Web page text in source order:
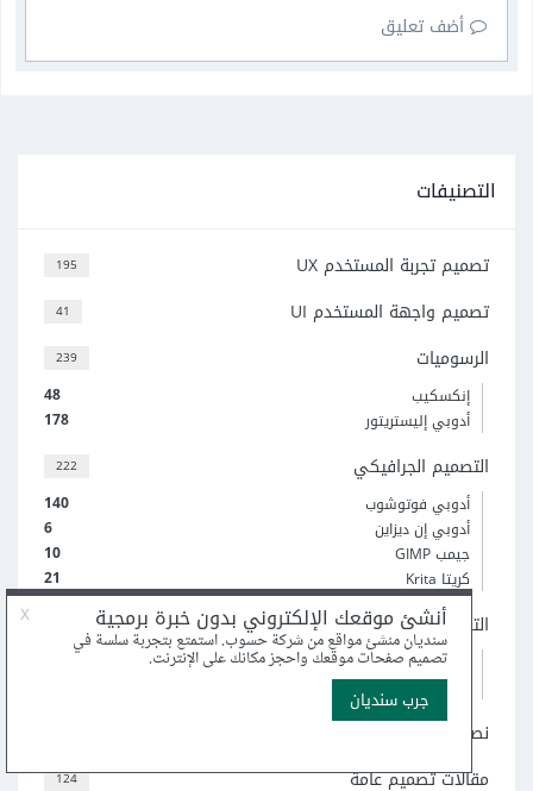
أضف تعليق
التصنيفات
195 تصميم تجربة المستخدم UX
41 تصميم واجهة المستخدم UI
239 الرسوميات
48
إنكسكيب
178
أدوبي إليستريتور
222 التصميم الجرافيكي
140
أدوبي فوتوشوب
6
أدوبي إن ديزاين
10
جيمب GIMP
21
كريتا Krita
التصميم ثلاثي الأبعاد
3Ds Max
Blender
نصائح وإرشادات
124 مقالات تصميم عامة